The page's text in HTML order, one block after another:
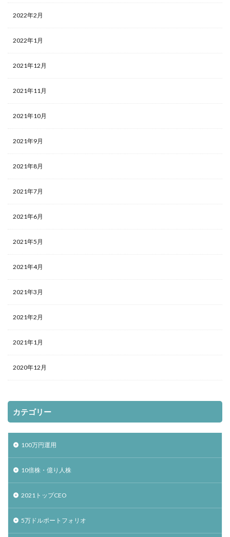
2022年2月
2022年1月
2021年12月
2021年11月
2021年10月
2021年9月
2021年8月
2021年7月
2021年6月
2021年5月
2021年4月
2021年3月
2021年2月
2021年1月
2020年12月
カテゴリー
100万円運用
10倍株・億り人株
2021トップCEO
5万ドルポートフォリオ